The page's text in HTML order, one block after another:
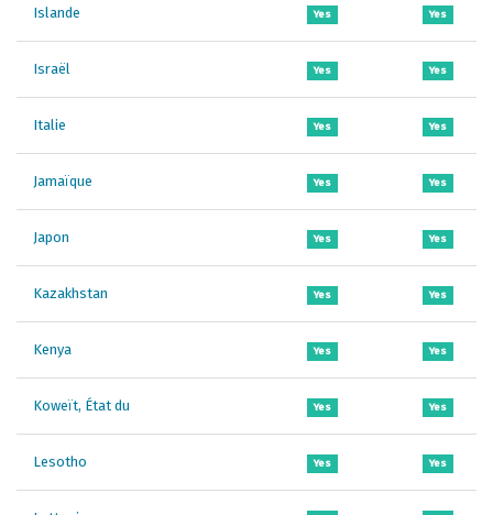
Islande Yes Yes
Israël Yes Yes
Italie Yes Yes
Jamaïque Yes Yes
Japon Yes Yes
Kazakhstan Yes Yes
Kenya Yes Yes
Koweït, État du Yes Yes
Lesotho Yes Yes